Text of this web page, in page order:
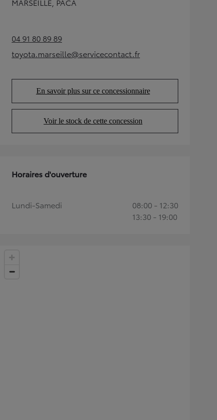
04 91 80 89 89(Opens in new tab)
toyota.marseille@servicecontact.fr
(Opens in new tab)
En savoir plus sur ce concessionnaire
(Opens in new tab)
Voir le stock de cette concession
(Opens in new tab)
Horaires d'ouverture
Lundi-Samedi
08:00 - 12:30
13:30 - 19:00